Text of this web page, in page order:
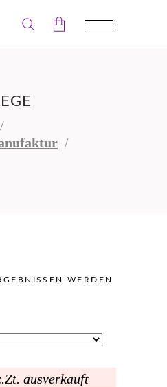
/
/
WERDEN
ausverkauft